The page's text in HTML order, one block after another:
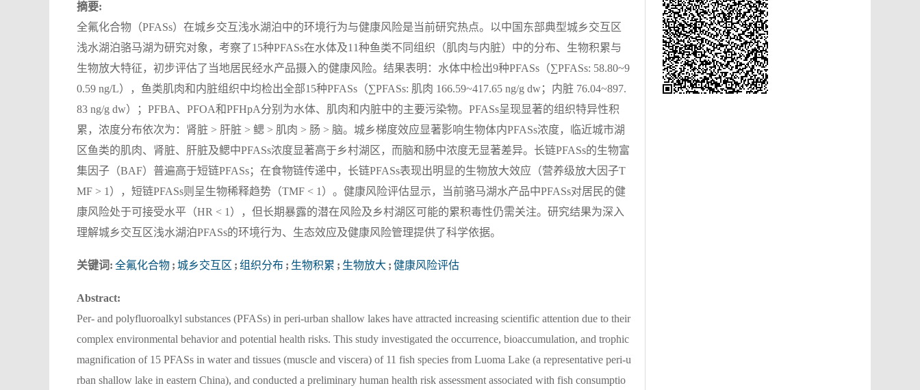
摘要:
全氟化合物（PFASs）在城乡交互浅水湖泊中的环境行为与健康风险是当前研究热点。以中国东部典型城乡交互区
浅水湖泊骆马湖为研究对象，考察了15种PFASs在水体及11种鱼类不同组织（肌肉与内脏）中的分布、生物积累与
生物放大特征，初步评估了当地居民经水产品摄入的健康风险。结果表明：水体中检出9种PFASs（∑PFASs: 58.80~9
0.59 ng/L），鱼类肌肉和内脏组织中均检出全部15种PFASs（∑PFASs: 肌肉 166.59~417.65 ng/g dw；内脏 76.04~897.
83 ng/g dw）；PFBA、PFOA和PFHpA分别为水体、肌肉和内脏中的主要污染物。PFASs呈现显著的组织特异性积
累，浓度分布依次为：肾脏 > 肝脏 > 鳃 > 肌肉 > 肠 > 脑。城乡梯度效应显著影响生物体内PFASs浓度，临近城市湖
区鱼类的肌肉、肾脏、肝脏及鳃中PFASs浓度显著高于乡村湖区，而脑和肠中浓度无显著差异。长链PFASs的生物富
集因子（BAF）普遍高于短链PFASs；在食物链传递中，长链PFASs表现出明显的生物放大效应（营养级放大因子T
MF > 1），短链PFASs则呈生物稀释趋势（TMF < 1）。健康风险评估显示，当前骆马湖水产品中PFASs对居民的健
康风险处于可接受水平（HR < 1），但长期暴露的潜在风险及乡村湖区可能的累积毒性仍需关注。研究结果为深入
理解城乡交互区浅水湖泊PFASs的环境行为、生态效应及健康风险管理提供了科学依据。
关键词: 全氟化合物 ; 城乡交互区 ; 组织分布 ; 生物积累 ; 生物放大 ; 健康风险评估
Abstract:
Per- and polyfluoroalkyl substances (PFASs) in peri-urban shallow lakes have attracted increasing scientific attention due to their
complex environmental behavior and potential health risks. This study investigated the occurrence, bioaccumulation, and trophic
magnification of 15 PFASs in water and tissues (muscle and viscera) of 11 fish species from Luoma Lake (a representative peri-u
rban shallow lake in eastern China), and conducted a preliminary human health risk assessment associated with fish consumptio